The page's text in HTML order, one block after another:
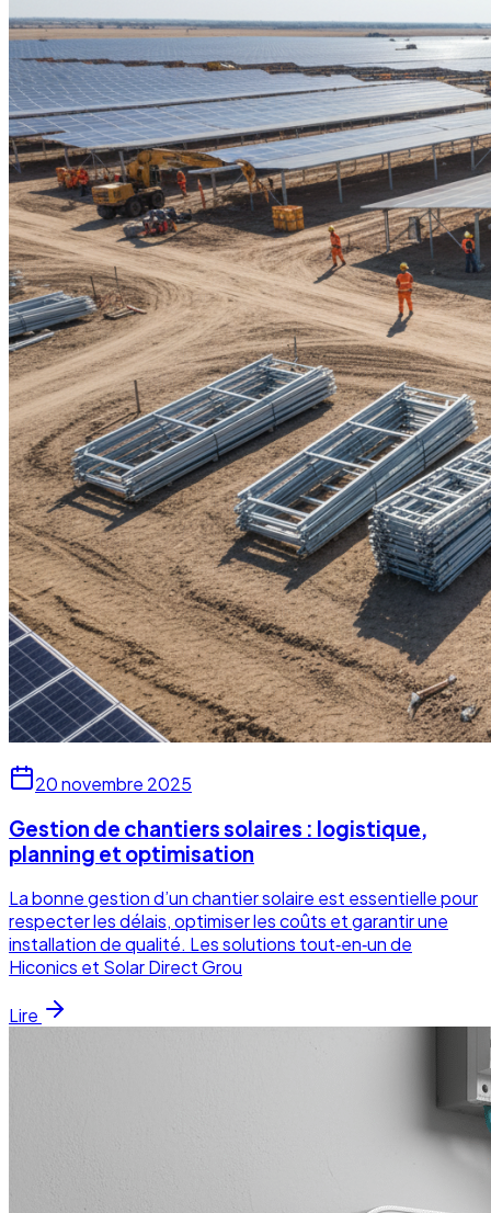
20 novembre 2025
Gestion de chantiers solaires : logistique,
planning et optimisation
La bonne gestion d’un chantier solaire est essentielle pour
respecter les délais, optimiser les coûts et garantir une
installation de qualité. Les solutions tout‑en‑un de
Hiconics et Solar Direct Grou
Lire